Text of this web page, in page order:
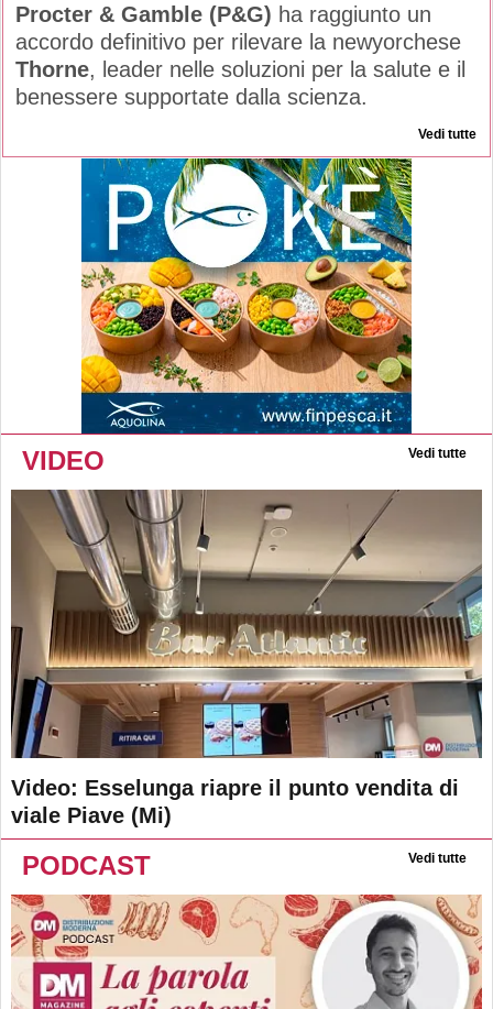
Procter & Gamble (P&G) ha raggiunto un
accordo definitivo per rilevare la newyorchese
Thorne, leader nelle soluzioni per la salute e il
benessere supportate dalla scienza.
Vedi tutte
VIDEO Vedi tutte
Video: Esselunga riapre il punto vendita di
viale Piave (Mi)
PODCAST Vedi tutte